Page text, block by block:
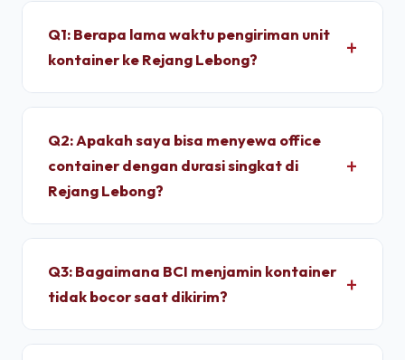
Q1: Berapa lama waktu pengiriman unit
kontainer ke Rejang Lebong?
Untuk wilayah Rejang Lebong, pengiriman standar
setelah proses administrasi selesai. Unit
dimobilisasi menggunakan armada truk trailer
langsung dari depo terpusat kami.
Q2: Apakah saya bisa menyewa office
container dengan durasi singkat di
Rejang Lebong?
Ya, kami melayani penyewaan bulanan dengan
progresif yang lebih ekonomis jika Anda
hingga jangka panjang.
Q3: Bagaimana BCI menjamin kontainer
tidak bocor saat dikirim?
Setiap unit di depo kami wajib melalui pengujian